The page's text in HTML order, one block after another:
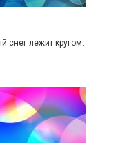
снег лежит кругом.